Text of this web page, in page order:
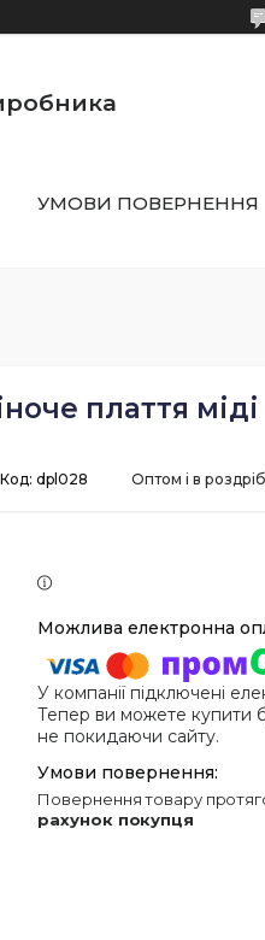
УМОВИ ПОВЕРНЕННЯ
плаття міді
Оптом і в роздріб
Код: dpl028
У компанії підключені
Тепер ви можете купити
не покидаючи сайту.
повернення товару
рахунок покупця